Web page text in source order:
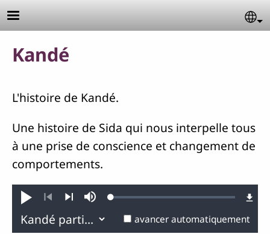
Aller au contenu principal
Kandé
L'histoire de Kandé.
Une histoire de Sida qui nous interpelle tous
à une prise de conscience et changement de
comportements.
Jouer
PrécédentSuivant
SourdineLoaded:
avancer automatiquement